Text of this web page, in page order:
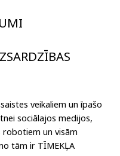
veikaliem un īpašo
sociālajos medijos,
un visām
tām ir TĪMEKĻA